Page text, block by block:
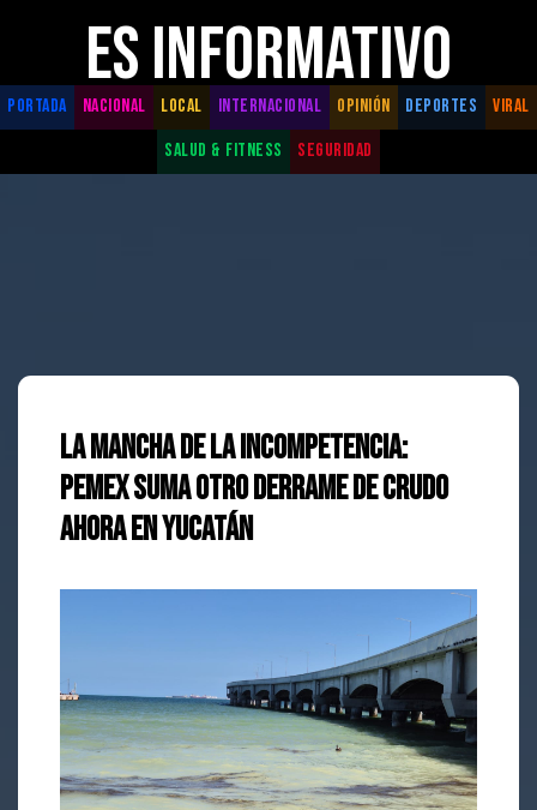
ES INFORMATIVO
PORTADA NACIONAL LOCAL INTERNACIONAL OPINIÓN DEPORTES
VIRAL
SALUD & FITNESS
SEGURIDAD
La mancha de la incompetencia:
PEMEX suma otro derrame de crudo
ahora en Yucatán